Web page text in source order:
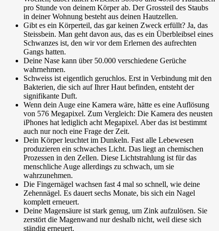
pro Stunde von deinem Körper ab. Der Grossteil des Staubs
in deiner Wohnung besteht aus deinen Hautzellen.
Gibt es ein Körperteil, das gar keinen Zweck erfüllt? Ja, das
Steissbein. Man geht davon aus, das es ein Überbleibsel eines
Schwanzes ist, den wir vor dem Erlernen des aufrechten
Gangs hatten.
Deine Nase kann über 50.000 verschiedene Gerüche
wahrnehmen.
Schweiss ist eigentlich geruchlos. Erst in Verbindung mit den
Bakterien, die sich auf Ihrer Haut befinden, entsteht der
signifikante Duft.
Wenn dein Auge eine Kamera wäre, hätte es eine Auflösung
von 576 Megapixel. Zum Vergleich: Die Kamera des neusten
iPhones hat lediglich acht Megapixel. Aber das ist bestimmt
auch nur noch eine Frage der Zeit.
Dein Körperleuchtet im Dunkeln. Fast alle Lebewesen
produzieren ein schwaches Licht. Das liegt an chemischen
Prozessen in den Zellen. Diese Lichtstrahlung ist für das
menschliche Auge allerdings zu schwach, um sie
wahrzunehmen.
Die Fingernägel wachsen fast 4 mal so schnell, wie deine
Zehennägel. Es dauert sechs Monate, bis sich ein Nagel
komplett erneuert.
Deine Magensäure ist stark genug, um Zink aufzulösen. Sie
zerstört die Magenwand nur deshalb nicht, weil diese sich
ständig erneuert.